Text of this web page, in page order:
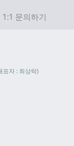
1:1 문의하기
자 : 최상락)